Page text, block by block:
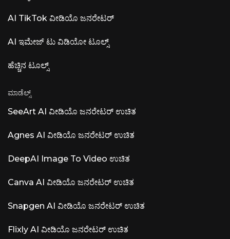
AI TikTok ವೀಡಿಯೊ ಜನರೇಟರ್
AI ಇಮೇಜ್ ಟು ವಿಡಿಯೋ ಟೂಲ್ಸ್
ಹೆಚ್ಚಿನ ಟೂಲ್ಸ್
ಮಾಡೆಲ್ಸ್
SeeArt AI ವೀಡಿಯೊ ಜನರೇಟರ್ ಉಚಿತ
Agnes AI ವೀಡಿಯೊ ಜನರೇಟರ್ ಉಚಿತ
DeepAI Image To Video ಉಚಿತ
Canva AI ವೀಡಿಯೊ ಜನರೇಟರ್ ಉಚಿತ
Snapgen AI ವೀಡಿಯೊ ಜನರೇಟರ್ ಉಚಿತ
Flixly AI ವೀಡಿಯೊ ಜನರೇಟರ್ ಉಚಿತ